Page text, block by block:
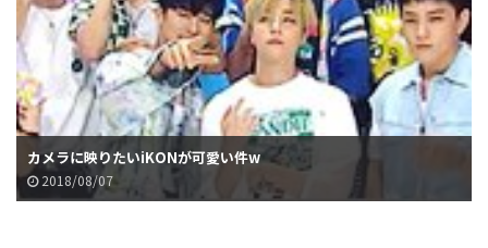
カメラに映りたいiKONが可愛い件w
2018/08/07